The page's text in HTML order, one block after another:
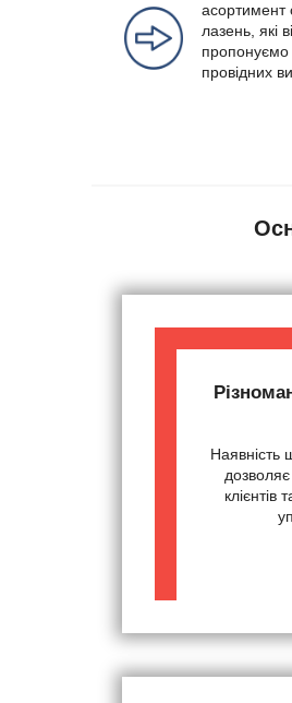
асортимент
лазень, які
пропонуємо
провідних
Наявність
клієнтів